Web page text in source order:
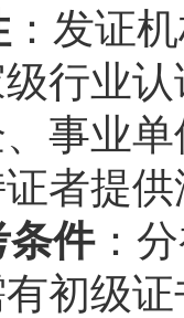
：发证
行业
事业
者提
条件：
初级